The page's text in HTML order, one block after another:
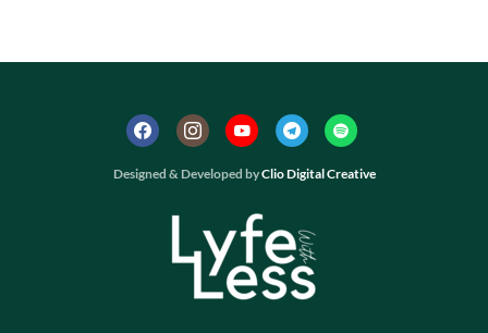
Designed & Developed byClio Digital Creative